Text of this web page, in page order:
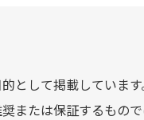
として掲載しています
または保証するもので